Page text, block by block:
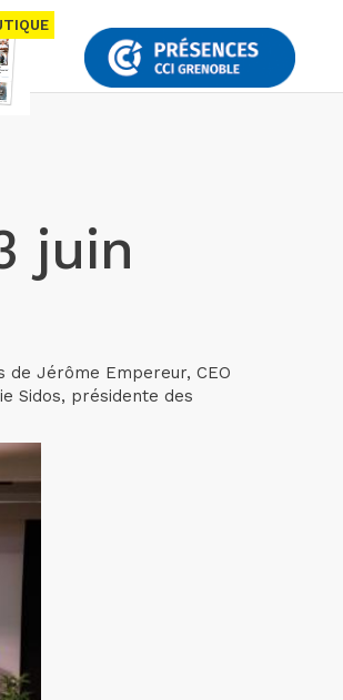
juin
Jérôme Empereur, CEO
Sidos, présidente des